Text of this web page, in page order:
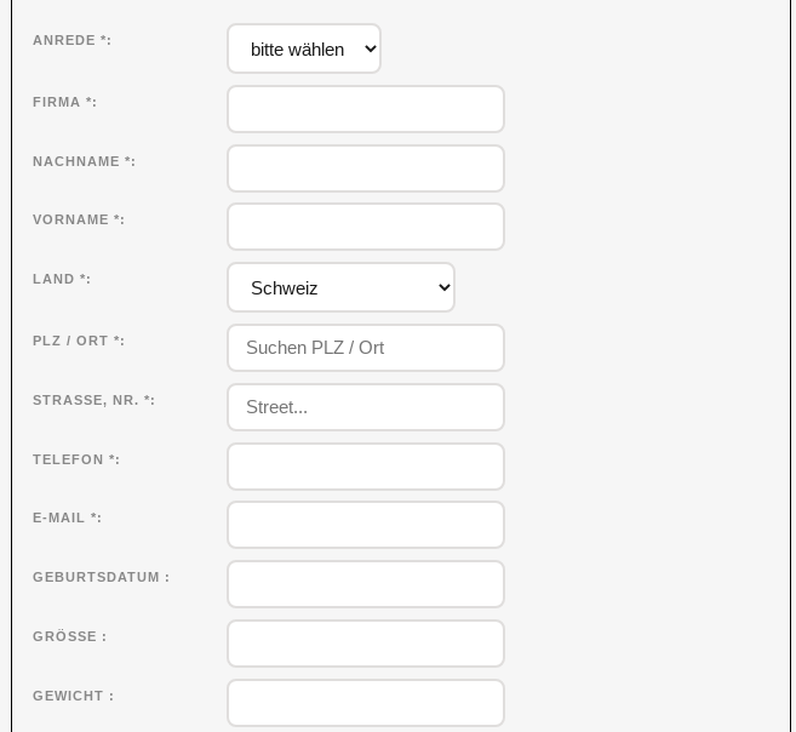
ANREDE *
FIRMA *
NACHNAME *
VORNAME *
LAND *
PLZ / ORT *
STRASSE, NR. *
TELEFON *
E-MAIL *
GEBURTSDATUM
GRÖSSE
GEWICHT